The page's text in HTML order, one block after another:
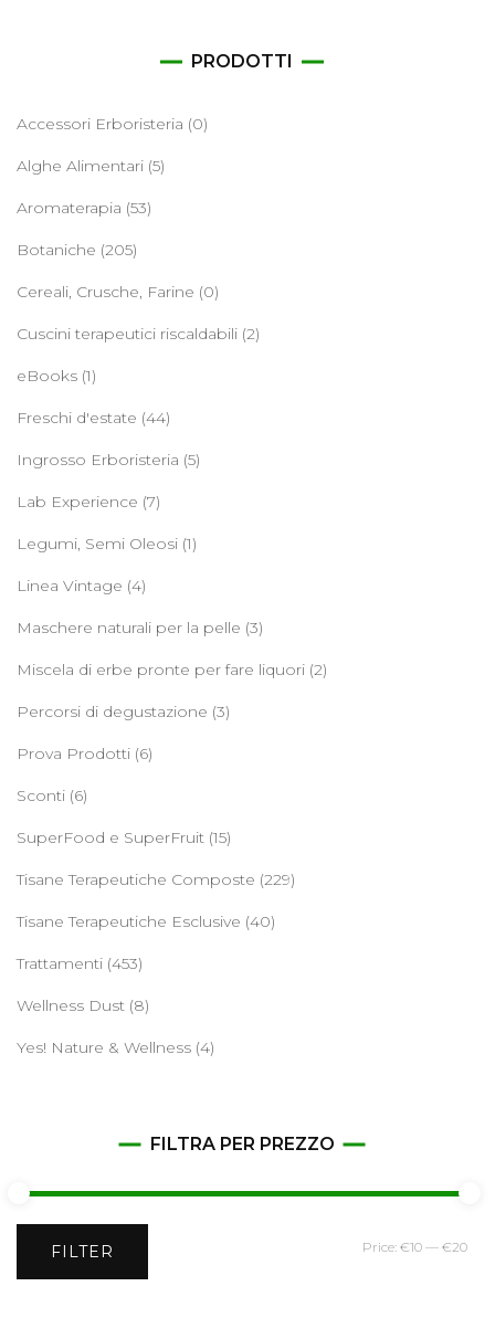
PRODOTTI
Accessori Erboristeria (0)
Alghe Alimentari (5)
Aromaterapia (53)
Botaniche (205)
Cereali, Crusche, Farine (0)
Cuscini terapeutici riscaldabili (2)
eBooks (1)
Freschi d'estate (44)
Ingrosso Erboristeria (5)
Lab Experience (7)
Legumi, Semi Oleosi (1)
Linea Vintage (4)
Maschere naturali per la pelle (3)
Miscela di erbe pronte per fare liquori (2)
Percorsi di degustazione (3)
Prova Prodotti (6)
Sconti (6)
SuperFood e SuperFruit (15)
Tisane Terapeutiche Composte (229)
Tisane Terapeutiche Esclusive (40)
Trattamenti (453)
Wellness Dust (8)
Yes! Nature & Wellness (4)
FILTRA PER PREZZO
Min
FILTER Price: €10 — €20